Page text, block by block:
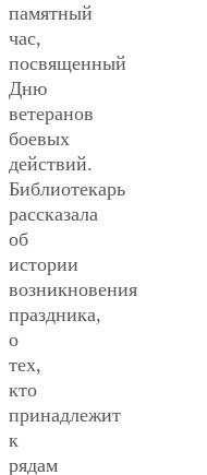
памятный
час,
посвященный
Дню
ветеранов
боевых
действий.
Библиотекарь
рассказала
об
истории
возникновения
праздника,
о
тех,
кто
принадлежит
к
рядам